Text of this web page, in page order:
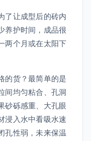
了让成型后的砖内
养护时间，成品很
两个月或在太阳下
的货？最简单的是
间均匀粘合、孔洞
砂砾感重、大孔眼
浸入水中看吸水速
孔性弱，未来保温